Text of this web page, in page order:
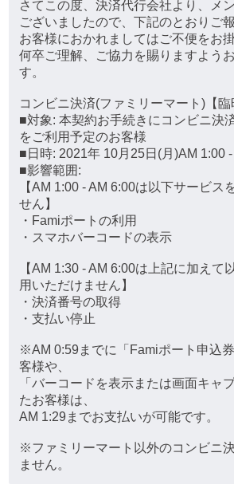
さてこの度、決済代行会社より、メ
ございましたので、下記のとおりご
お客様におかれましてはご不便をお
何卒ご理解、ご協力を賜りますよう
す。
コンビニ決済(ファミリーマート)【臨
■対象: 本契約お手続きにコンビニ決
をご利用予定のお客様
■日時: 2021年 10月25日(月)AM 1:00
■影響範囲:
【AM 1:00 - AM 6:00は以下サービス
せん】
・Famiポートの利用
・スマホバーコードの表示
【AM 1:30 - AM 6:00は上記に加えて
用いただけません】
・決済番号の取得
・支払い停止
※AM 0:59までに「Famiポート申込
客様や、
「バーコードを表示または画面キャ
たお客様は、
AM 1:29までお支払いが可能です。
※ファミリーマート以外のコンビニ
ません。